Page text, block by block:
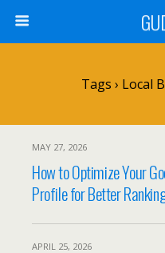
Tags › Local
MAY 27, 2026
How to Optimize Your
Profile for Better
APRIL 25, 2026